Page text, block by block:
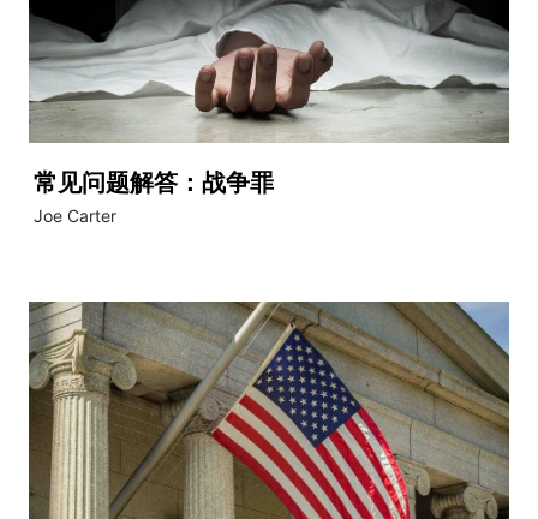
常见问题解答：战争罪
Joe Carter